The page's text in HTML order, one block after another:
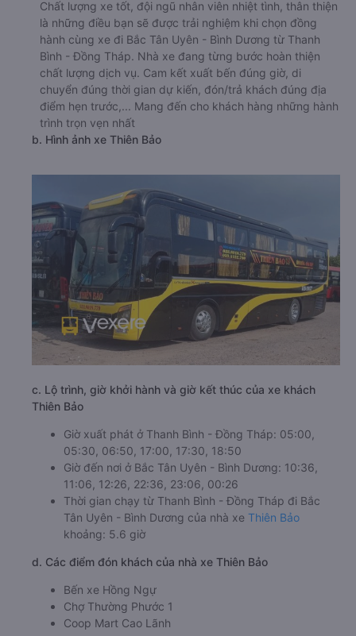
Chất lượng xe tốt, đội ngũ nhân viên nhiệt tình, thân thiện
là những điều bạn sẽ được trải nghiệm khi chọn đồng
hành cùng xe đi Bắc Tân Uyên - Bình Dương từ Thanh
Bình - Đồng Tháp. Nhà xe đang từng bước hoàn thiện
chất lượng dịch vụ. Cam kết xuất bến đúng giờ, di
chuyển đúng thời gian dự kiến, đón/trả khách đúng địa
điểm hẹn trước,... Mang đến cho khách hàng những hành
trình trọn vẹn nhất
b. Hình ảnh xe Thiên Bảo
c. Lộ trình, giờ khởi hành và giờ kết thúc của xe khách
Thiên Bảo
Giờ xuất phát ở Thanh Bình - Đồng Tháp: 05:00,
05:30, 06:50, 17:00, 17:30, 18:50
Giờ đến nơi ở Bắc Tân Uyên - Bình Dương: 10:36,
11:06, 12:26, 22:36, 23:06, 00:26
Thời gian chạy từ Thanh Bình - Đồng Tháp đi Bắc
Tân Uyên - Bình Dương của nhà xe Thiên Bảo
khoảng: 5.6 giờ
d. Các điểm đón khách của nhà xe Thiên Bảo
Bến xe Hồng Ngự
Chợ Thường Phước 1
Coop Mart Cao Lãnh